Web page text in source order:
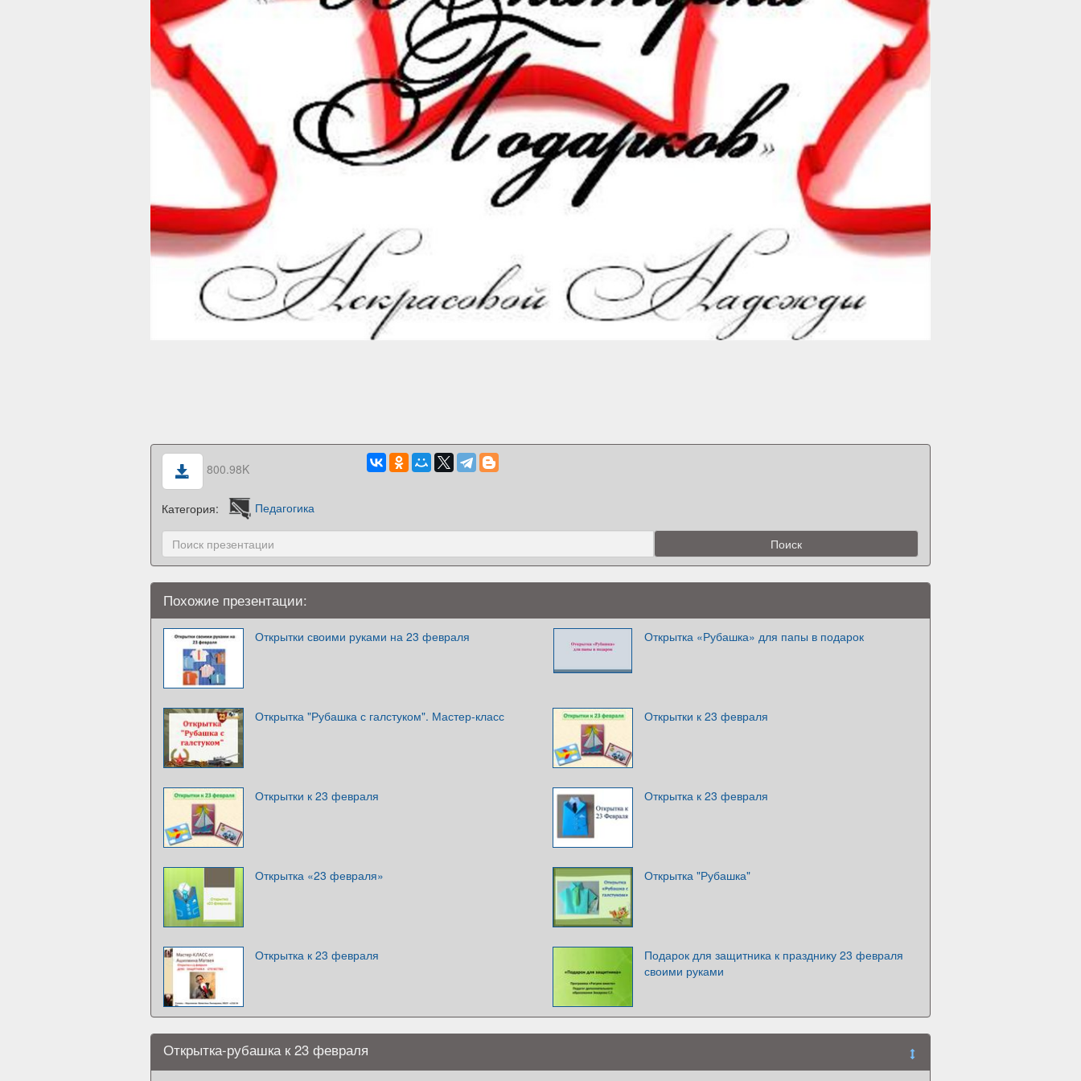
800.98K
Категория: Педагогика
Похожие презентации:
Открытки своими руками на 23 февраля Открытка «Рубашка» для папы в подарок
Открытка "Рубашка с галстуком". Мастер-класс Открытки к 23 февраля
Открытки к 23 февраля Открытка к 23 февраля
Открытка «23 февраля» Открытка "Рубашка"
Открытка к 23 февраля
Подарок для защитника к празднику 23 февраля
своими руками
Открытка-рубашка к 23 февраля